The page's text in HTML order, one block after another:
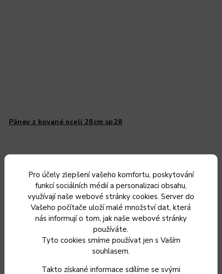
Pro účely zlepšení vašeho komfortu, poskytování
funkcí sociálních médií a personalizaci obsahu,
využívají naše webové stránky cookies. Server do
Vašeho počítače uloží malé množství dat, která
nás informují o tom, jak naše webové stránky
používáte.
Tyto cookies smíme používat jen s Vaším
souhlasem.
Takto získané informace sdílíme se svými
Pánev z kované oceli 28cm sp28
1 412 Kč bez DPH
1 708 Kč
Do košíku
Strojově kovaná smažící pánev. Ve velmi silném a těžkém